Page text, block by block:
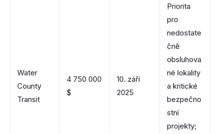
Water
County
Transit
4 750 000
$
10. září
2025
Priorita
pro
nedostate
čně
obsluhova
né lokality
a kritické
bezpečno
stní
projekty;